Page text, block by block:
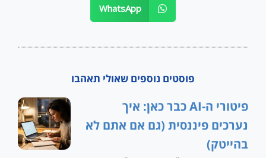
WhatsApp
פוסטים נוספים שאולי תאהבו
פיטורי ה-AI כבר כאן: איך
נערכים פיננסית (גם אם אתם לא
בהייטק)